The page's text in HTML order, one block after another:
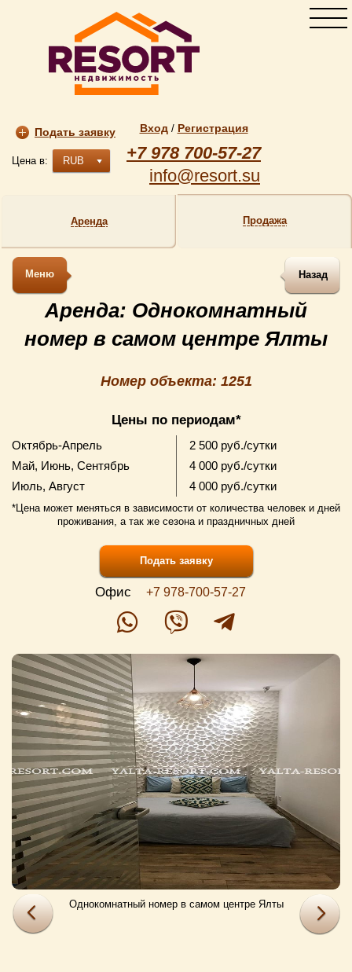
Подать заявку
Цена в: RUB
Вход/ Регистрация
+7 978 700-57-27
info@resort.su
Аренда Продажа
Меню Назад
Аренда: Однокомнатный
номер в самом центре Ялты
Номер объекта: 1251
Цены по периодам*
Октябрь-Апрель
2 500 руб./сутки
Май, Июнь, Сентябрь
4 000 руб./сутки
Июль, Август
4 000 руб./сутки
*Цена может меняться в зависимости от количества человек и дней
проживания, а так же сезона и праздничных дней
Подать заявку
Офис +7 978-700-57-27
Однокомнатный номер в самом центре Ялты